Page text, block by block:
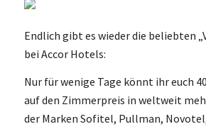
Endlich gibt es wieder die beliebten
bei Accor Hotels:
Nur für wenige Tage könnt ihr euch
auf den Zimmerpreis in weltweit
der Marken Sofitel, Pullman,